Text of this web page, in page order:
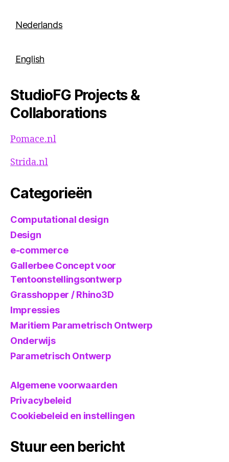
Nederlands
English
StudioFG Projects &
Collaborations
Pomace.nl
Strida.nl
Categorieën
Computational design
Design
e-commerce
Gallerbee Concept voor
Tentoonstellingsontwerp
Grasshopper / Rhino3D
Impressies
Maritiem Parametrisch Ontwerp
Onderwijs
Parametrisch Ontwerp
Algemene voorwaarden
Privacybeleid
Cookiebeleid en instellingen
Stuur een bericht